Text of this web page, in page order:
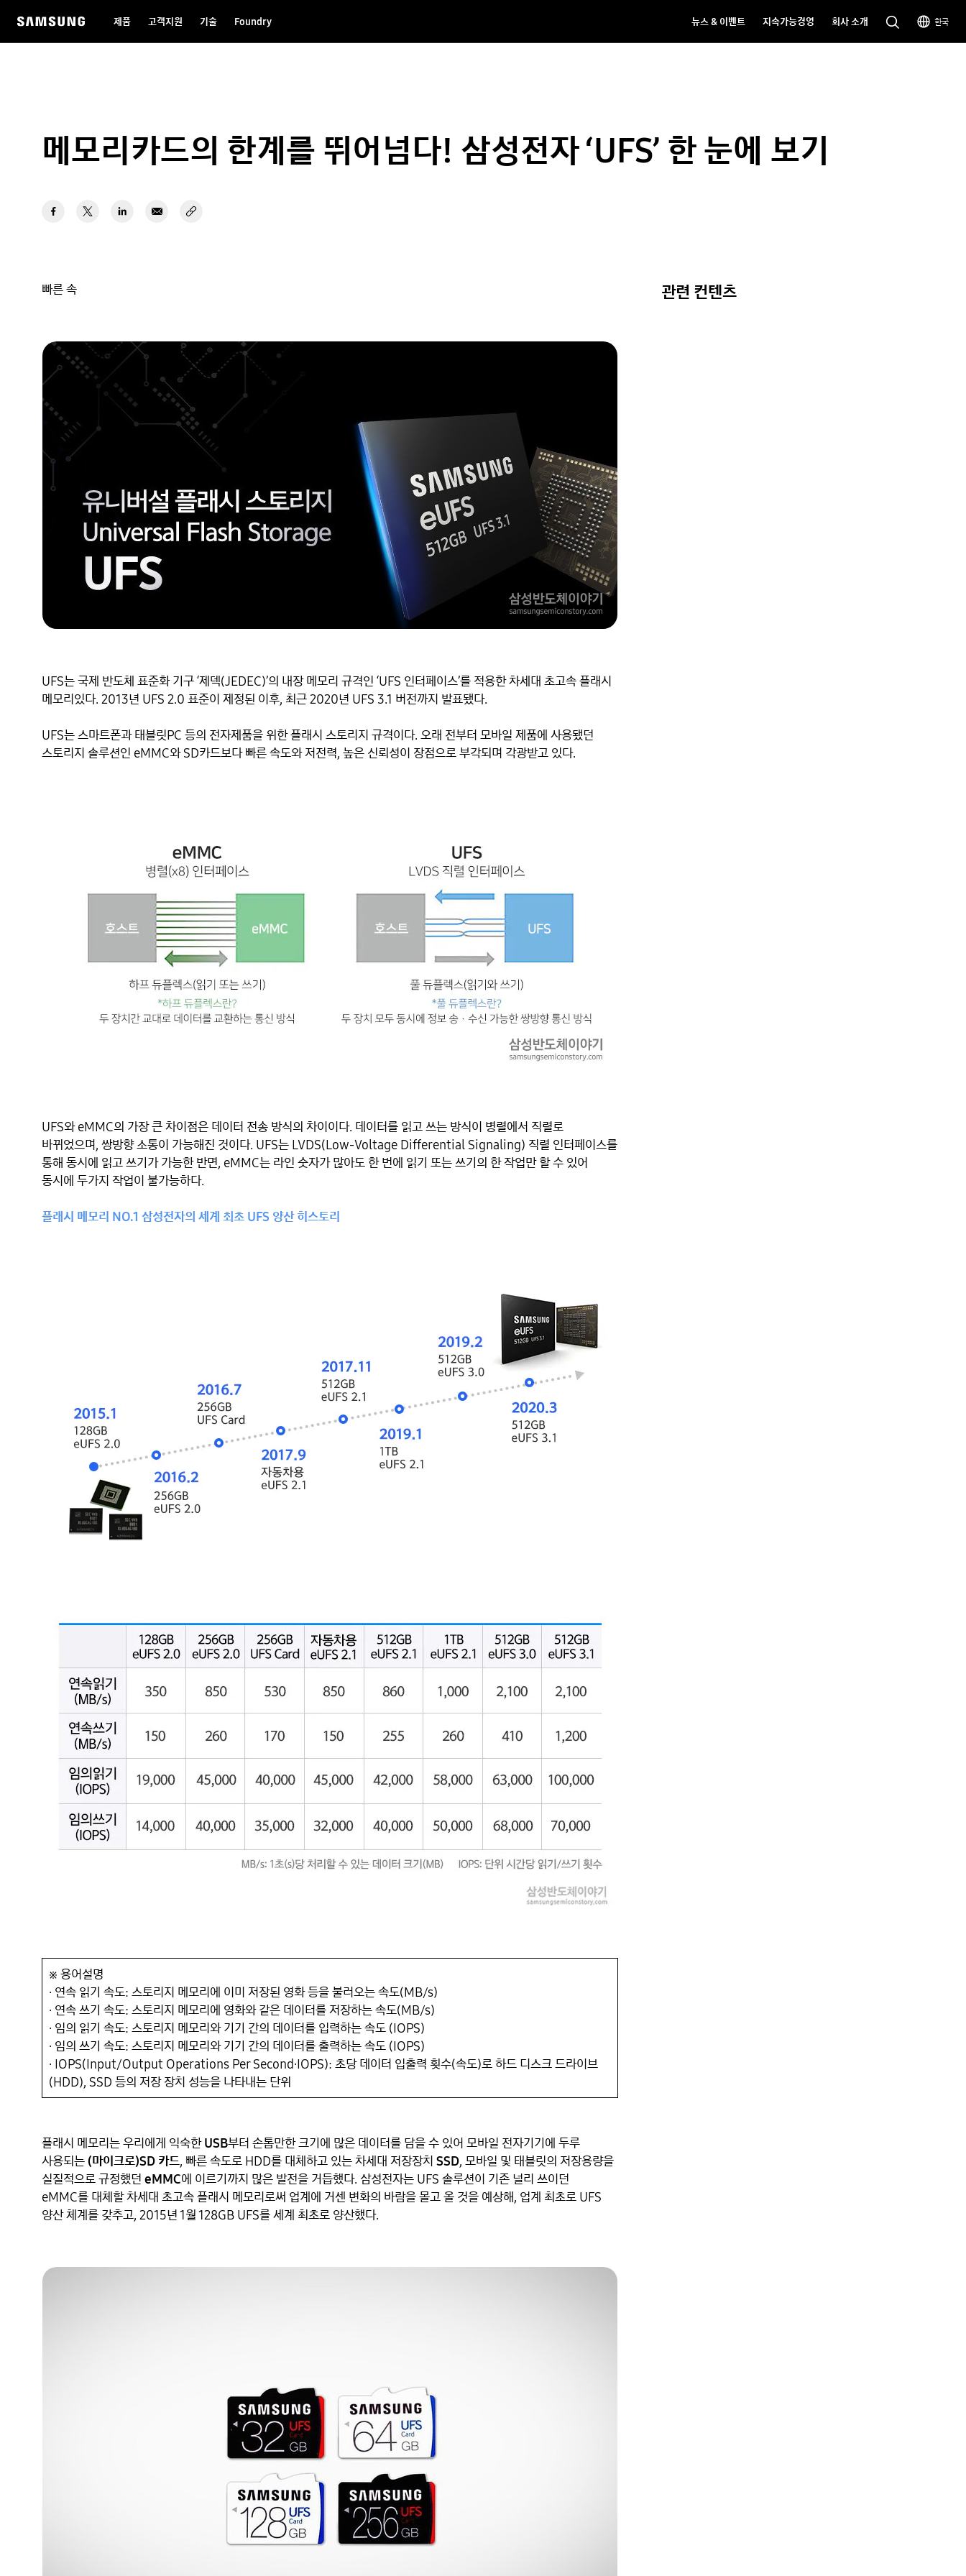
제품 고객지원 기술 Foundry 뉴스 & 이벤트 지속가능경영 회사 소개 한국
메모리카드의 한계를 뛰어넘다! 삼성전자 ‘UFS’ 한 눈에 보기
빠른 속
UFS는 국제 반도체 표준화 기구 ‘제덱(JEDEC)’의 내장 메모리 규격인 ‘UFS 인터페이스’를 적용한 차세대 초고속 플래시
메모리있다. 2013년 UFS 2.0 표준이 제정된 이후, 최근 2020년 UFS 3.1 버전까지 발표됐다.
UFS는 스마트폰과 태블릿PC 등의 전자제품을 위한 플래시 스토리지 규격이다. 오래 전부터 모바일 제품에 사용됐던
스토리지 솔루션인 eMMC와 SD카드보다 빠른 속도와 저전력, 높은 신뢰성이 장점으로 부각되며 각광받고 있다.
UFS와 eMMC의 가장 큰 차이점은 데이터 전송 방식의 차이이다. 데이터를 읽고 쓰는 방식이 병렬에서 직렬로
바뀌었으며, 쌍방향 소통이 가능해진 것이다. UFS는 LVDS(Low-Voltage Differential Signaling) 직렬 인터페이스를
통해 동시에 읽고 쓰기가 가능한 반면, eMMC는 라인 숫자가 많아도 한 번에 읽기 또는 쓰기의 한 작업만 할 수 있어
동시에 두가지 작업이 불가능하다.
플래시 메모리 NO.1 삼성전자의 세계 최초 UFS 양산 히스토리
※ 용어설명
∙ 연속 읽기 속도: 스토리지 메모리에 이미 저장된 영화 등을 불러오는 속도(MB/s)
∙ 연속 쓰기 속도: 스토리지 메모리에 영화와 같은 데이터를 저장하는 속도(MB/s)
∙ 임의 읽기 속도: 스토리지 메모리와 기기 간의 데이터를 입력하는 속도 (IOPS)
∙ 임의 쓰기 속도: 스토리지 메모리와 기기 간의 데이터를 출력하는 속도 (IOPS)
∙ IOPS(Input/Output Operations Per Second·IOPS): 초당 데이터 입출력 횟수(속도)로 하드 디스크 드라이브
플래시 메모리는 우리에게 익숙한 USB부터 손톱만한 크기에 많은 데이터를 담을 수 있어 모바일 전자기기에 두루
사용되는 (마이크로)SD 카드, 빠른 속도로 HDD를 대체하고 있는 차세대 저장장치 SSD, 모바일 및 태블릿의 저장용량을
실질적으로 규정했던 eMMC에 이르기까지 많은 발전을 거듭했다. 삼성전자는 UFS 솔루션이 기존 널리 쓰이던
eMMC를 대체할 차세대 초고속 플래시 메모리로써 업계에 거센 변화의 바람을 몰고 올 것을 예상해, 업계 최초로 UFS
관련 컨텐츠